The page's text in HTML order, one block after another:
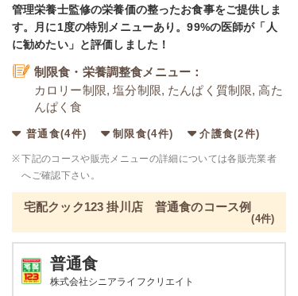
管理栄養士監修の栄養価の整ったお食事をご提供しま
す。月に1度の特別メニューあり。99%の医師が「人
に勧めたい」と評価しました！
制限食・栄養調整食メニュー：
カロリー制限, 塩分制限, たんぱく質制限, 高た
んぱく食
普通食(4件) 制限食(4件) 介護食(2件)
※下記のコースや販売メニューの詳細については各販売業者
へご確認下さい。
宅配クック123 掛川店 普通食のコース例
(4件)
普通食
株式会社シニアライフクリエイト